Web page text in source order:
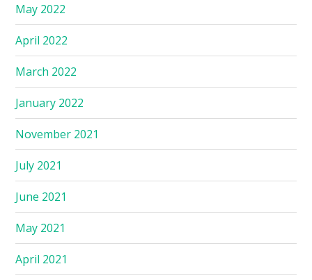
May 2022
April 2022
March 2022
January 2022
November 2021
July 2021
June 2021
May 2021
April 2021